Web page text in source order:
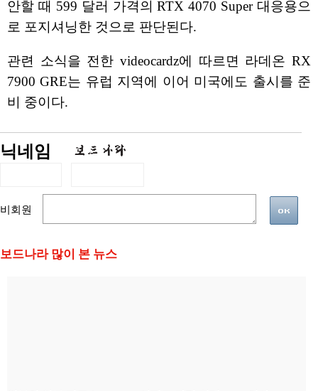
안할 때 599 달러 가격의 RTX 4070 Super 대응용으
로 포지셔닝한 것으로 판단된다.
관련 소식을 전한 videocardz에 따르면 라데온 RX
7900 GRE는 유럽 지역에 이어 미국에도 출시를 준
비 중이다.
닉네임
비회원
보드나라 많이 본 뉴스